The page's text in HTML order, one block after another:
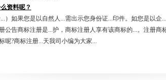
资料呢？
）如果您是以自然人...需出示您身份证...印件。如您是以企
公告商标注册是...护，商标注册人享有该商标的...。注册商
呢?商标注册...天我司小编为大家...